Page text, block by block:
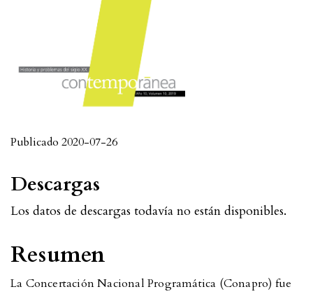
Publicado 2020-07-26
Resumen
La Concertación Nacional Programática (Conapro) fue
Descargas
Los datos de descargas todavía no están disponibles.